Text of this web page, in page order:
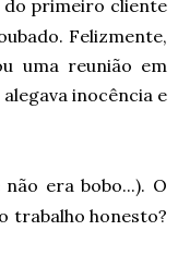
do primeiro cliente
Felizmente,
uma reunião em
inocência e
era bobo...). O
trabalho honesto?